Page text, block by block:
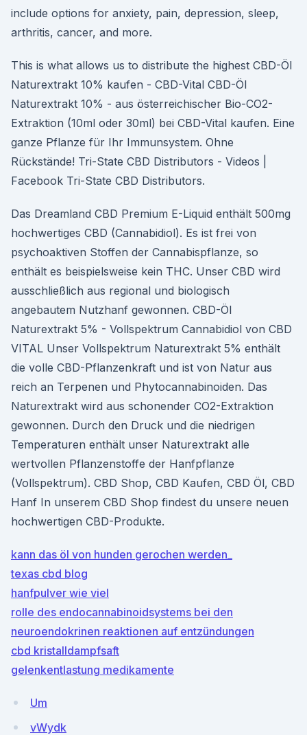
include options for anxiety, pain, depression, sleep,
arthritis, cancer, and more.
This is what allows us to distribute the highest CBD-Öl
Naturextrakt 10% kaufen - CBD-Vital CBD-Öl
Naturextrakt 10% - aus österreichischer Bio-CO2-
Extraktion (10ml oder 30ml) bei CBD-Vital kaufen. Eine
ganze Pflanze für Ihr Immunsystem. Ohne
Rückstände! Tri-State CBD Distributors - Videos |
Facebook Tri-State CBD Distributors.
Das Dreamland CBD Premium E-Liquid enthält 500mg
hochwertiges CBD (Cannabidiol). Es ist frei von
psychoaktiven Stoffen der Cannabispflanze, so
enthält es beispielsweise kein THC. Unser CBD wird
ausschließlich aus regional und biologisch
angebautem Nutzhanf gewonnen. CBD-Öl
Naturextrakt 5% - Vollspektrum Cannabidiol von CBD
VITAL Unser Vollspektrum Naturextrakt 5% enthält
die volle CBD-Pflanzenkraft und ist von Natur aus
reich an Terpenen und Phytocannabinoiden. Das
Naturextrakt wird aus schonender CO2-Extraktion
gewonnen. Durch den Druck und die niedrigen
Temperaturen enthält unser Naturextrakt alle
wertvollen Pflanzenstoffe der Hanfpflanze
(Vollspektrum). CBD Shop, CBD Kaufen, CBD Öl, CBD
Hanf In unserem CBD Shop findest du unsere neuen
hochwertigen CBD-Produkte.
kann das öl von hunden gerochen werden_
texas cbd blog
hanfpulver wie viel
rolle des endocannabinoidsystems bei den
neuroendokrinen reaktionen auf entzündungen
cbd kristalldampfsaft
gelenkentlastung medikamente
Um
vWydk